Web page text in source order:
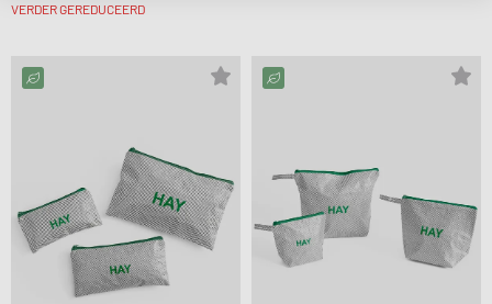
VERDER GEREDUCEERD